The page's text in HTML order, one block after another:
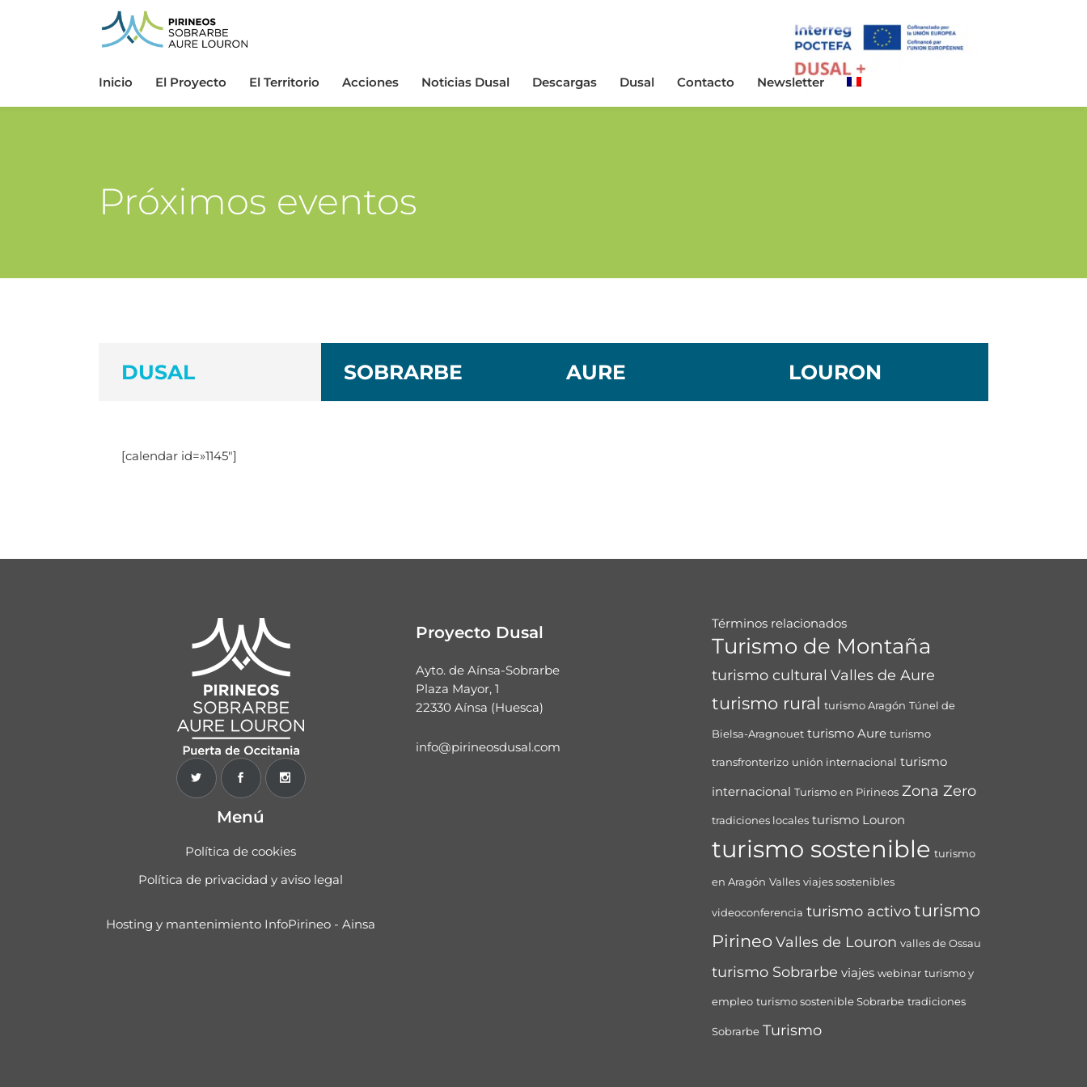
Inicio El Proyecto El Territorio Acciones Noticias Dusal Descargas Dusal Contacto Newsletter
Próximos eventos
DUSAL SOBRARBE AURE LOURON
[calendar id=»1145″]
Menú
Política de cookies
Política de privacidad y aviso legal
Hosting y mantenimiento InfoPirineo - Ainsa
Proyecto Dusal
Ayto. de Aínsa-Sobrarbe
Plaza Mayor, 1
22330 Aínsa (Huesca)
info@pirineosdusal.com
Términos relacionados
Turismo de Montaña
turismo cultural Valles de Aure
turismo rural turismo Aragón Túnel de
Bielsa-Aragnouet turismo Aure turismo
transfronterizo unión internacional turismo
internacional Turismo en Pirineos Zona Zero
tradiciones locales turismo Louron
turismo sostenible turismo
en Aragón Valles viajes sostenibles
videoconferencia turismo activoturismo
PirineoValles de Louron valles de Ossau
turismo Sobrarbe viajes webinar turismo y
empleo turismo sostenible Sobrarbe tradiciones
Sobrarbe Turismo